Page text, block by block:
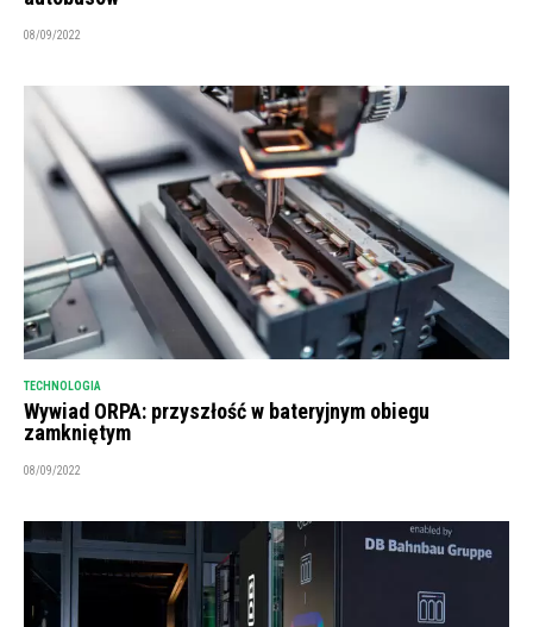
08/09/2022
TECHNOLOGIA
Wywiad ORPA: przyszłość w bateryjnym obiegu
zamkniętym
08/09/2022